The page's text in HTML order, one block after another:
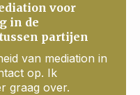
voor
in de
partijen
van mediation in
op. Ik
graag over.